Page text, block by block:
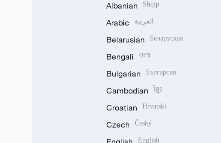
Albanian Shqip
Arabic العربية
Belarusian Беларуская
Bengali বাংলা
Bulgarian Български
Cambodian ខ្មែរ
Croatian Hrvatski
Czech Český
English